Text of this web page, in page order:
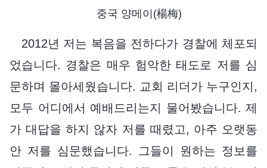
중국 양메이(楊梅)
2012년 저는 복음을 전하다가 경찰에 체포되
었습니다. 경찰은 매우 험악한 태도로 저를 심
문하며 몰아세웠습니다. 교회 리더가 누구인지,
모두 어디에서 예배드리는지 물어봤습니다. 제
가 대답을 하지 않자 저를 때렸고, 아주 오랫동
안 저를 심문했습니다. 그들이 원하는 정보를